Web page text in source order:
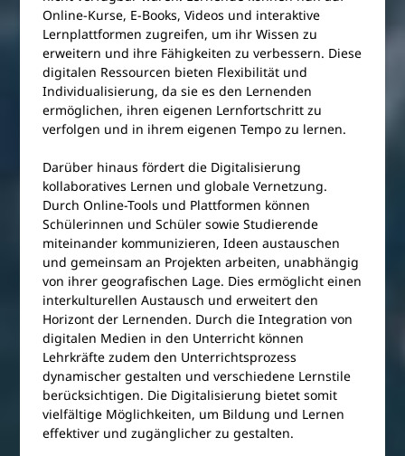
Online-Kurse, E-Books, Videos und interaktive
Lernplattformen zugreifen, um ihr Wissen zu
erweitern und ihre Fähigkeiten zu verbessern. Diese
digitalen Ressourcen bieten Flexibilität und
Individualisierung, da sie es den Lernenden
ermöglichen, ihren eigenen Lernfortschritt zu
verfolgen und in ihrem eigenen Tempo zu lernen.
Darüber hinaus fördert die Digitalisierung
kollaboratives Lernen und globale Vernetzung.
Durch Online-Tools und Plattformen können
Schülerinnen und Schüler sowie Studierende
miteinander kommunizieren, Ideen austauschen
und gemeinsam an Projekten arbeiten, unabhängig
von ihrer geografischen Lage. Dies ermöglicht einen
interkulturellen Austausch und erweitert den
Horizont der Lernenden. Durch die Integration von
digitalen Medien in den Unterricht können
Lehrkräfte zudem den Unterrichtsprozess
dynamischer gestalten und verschiedene Lernstile
berücksichtigen. Die Digitalisierung bietet somit
vielfältige Möglichkeiten, um Bildung und Lernen
effektiver und zugänglicher zu gestalten.